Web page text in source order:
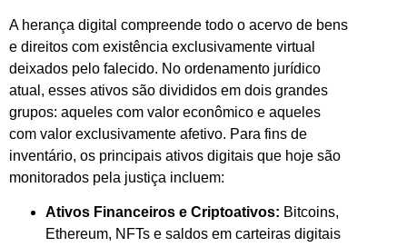
A herança digital compreende todo o acervo de bens
e direitos com existência exclusivamente virtual
deixados pelo falecido. No ordenamento jurídico
atual, esses ativos são divididos em dois grandes
grupos: aqueles com valor econômico e aqueles
com valor exclusivamente afetivo. Para fins de
inventário, os principais ativos digitais que hoje são
monitorados pela justiça incluem:
Ativos Financeiros e Criptoativos: Bitcoins,
Ethereum, NFTs e saldos em carteiras digitais